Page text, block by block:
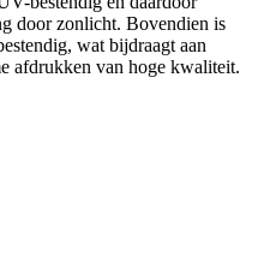
door zonlicht. Bovendien is
wat bijdraagt aan
afdrukken van hoge kwaliteit.